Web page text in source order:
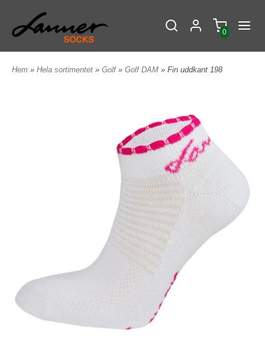
0
Hem » Hela sortimentet » Golf » Golf DAM » Fin uddkant 198